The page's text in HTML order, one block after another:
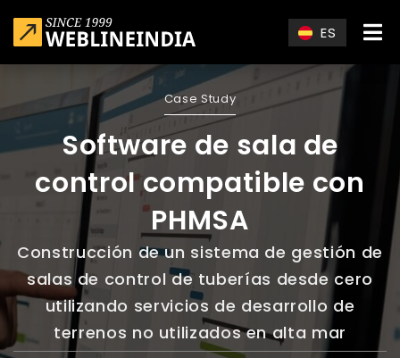
ES
Case Study
Software de sala de
control compatible con
PHMSA
Construcción de un sistema de gestión de
salas de control de tuberías desde cero
utilizando servicios de desarrollo de
terrenos no utilizados en alta mar